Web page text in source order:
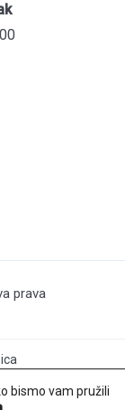
prava
bismo vam pružili